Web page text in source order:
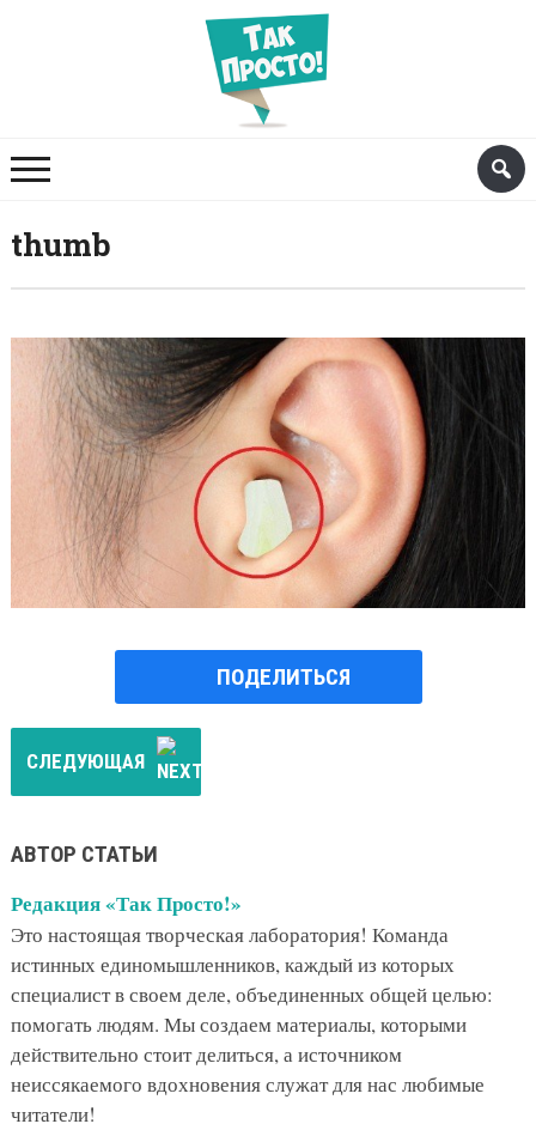
thumb
ПОДЕЛИТЬСЯ
СЛЕДУЮЩАЯ
АВТОР СТАТЬИ
Редакция «Так Просто!»
Это настоящая творческая лаборатория! Команда
истинных единомышленников, каждый из которых
специалист в своем деле, объединенных общей целью:
помогать людям. Мы создаем материалы, которыми
действительно стоит делиться, а источником
неиссякаемого вдохновения служат для нас любимые
читатели!